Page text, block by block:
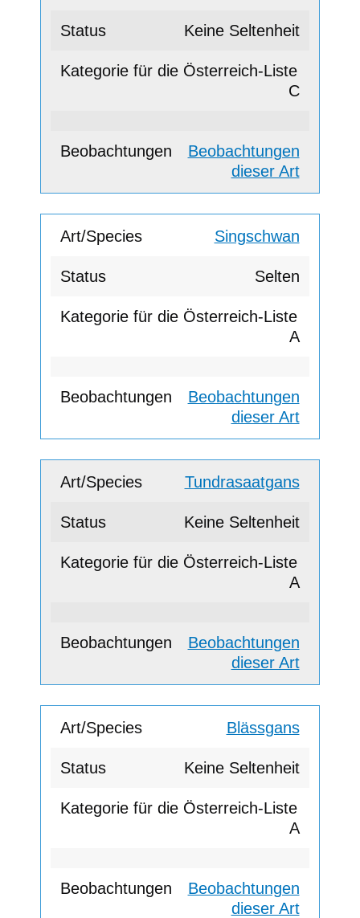
Keine Seltenheit
C
Beobachtungen
dieser Art
Singschwan
Selten
A
Beobachtungen
dieser Art
Tundrasaatgans
Keine Seltenheit
A
Beobachtungen
dieser Art
Blässgans
Keine Seltenheit
A
Beobachtungen
dieser Art